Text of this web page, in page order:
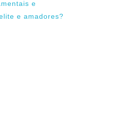
e
e amadores?